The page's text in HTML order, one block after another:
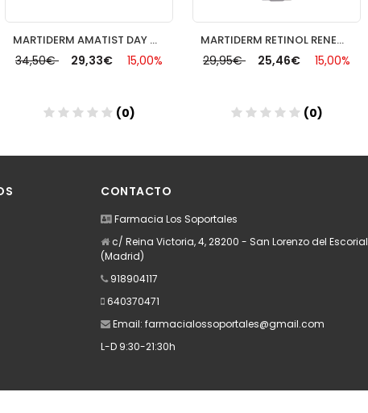
MARTIDERM AMATIST DAY CREAM 1 TUBO 50 ML
34,50€ 29,33€ 15,00%
(0)
MARTIDERM RETINOL RENEW 1 ENVASE 20 ML
29,95€ 25,46€ 15,00%
(0)
CONTACTO
Farmacia Los Soportales
c/ Reina Victoria, 4, 28200 - San Lorenzo del Escorial
(Madrid)
918904117
640370471
Email: farmacialossoportales@gmail.com
L-D 9:30-21:30h